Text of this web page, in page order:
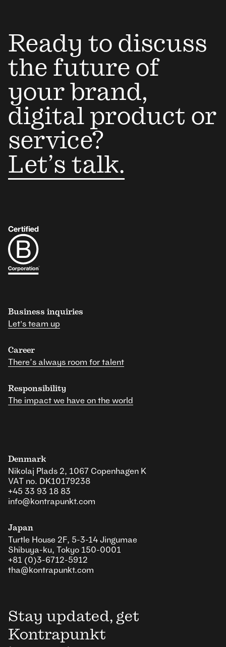
Ready to discuss
the future of
your brand,
digital product or
service?
Let’s talk.
Stay updated, get
Kontrapunkt
Business inquiries
Let's team up
Career
There’s always room for talent
Responsibility
The impact we have on the world
Denmark
Nikolaj Plads 2, 1067 Copenhagen K
VAT no. DK10179238
+45 33 93 18 83
info@kontrapunkt.com
Japan
Turtle House 2F, 5-3-14 Jingumae
Shibuya-ku, Tokyo 150-0001
+81 (0)3-6712-5912
tha@kontrapunkt.com